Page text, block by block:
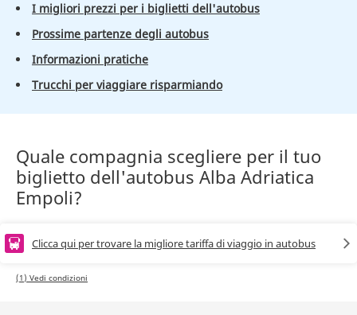
I migliori prezzi per i biglietti dell'autobus
Prossime partenze degli autobus
Informazioni pratiche
Trucchi per viaggiare risparmiando
Quale compagnia scegliere per il tuo
biglietto dell'autobus Alba Adriatica
Empoli?
Clicca qui per trovare la migliore tariffa di viaggio in autobus
(1) Vedi condizioni